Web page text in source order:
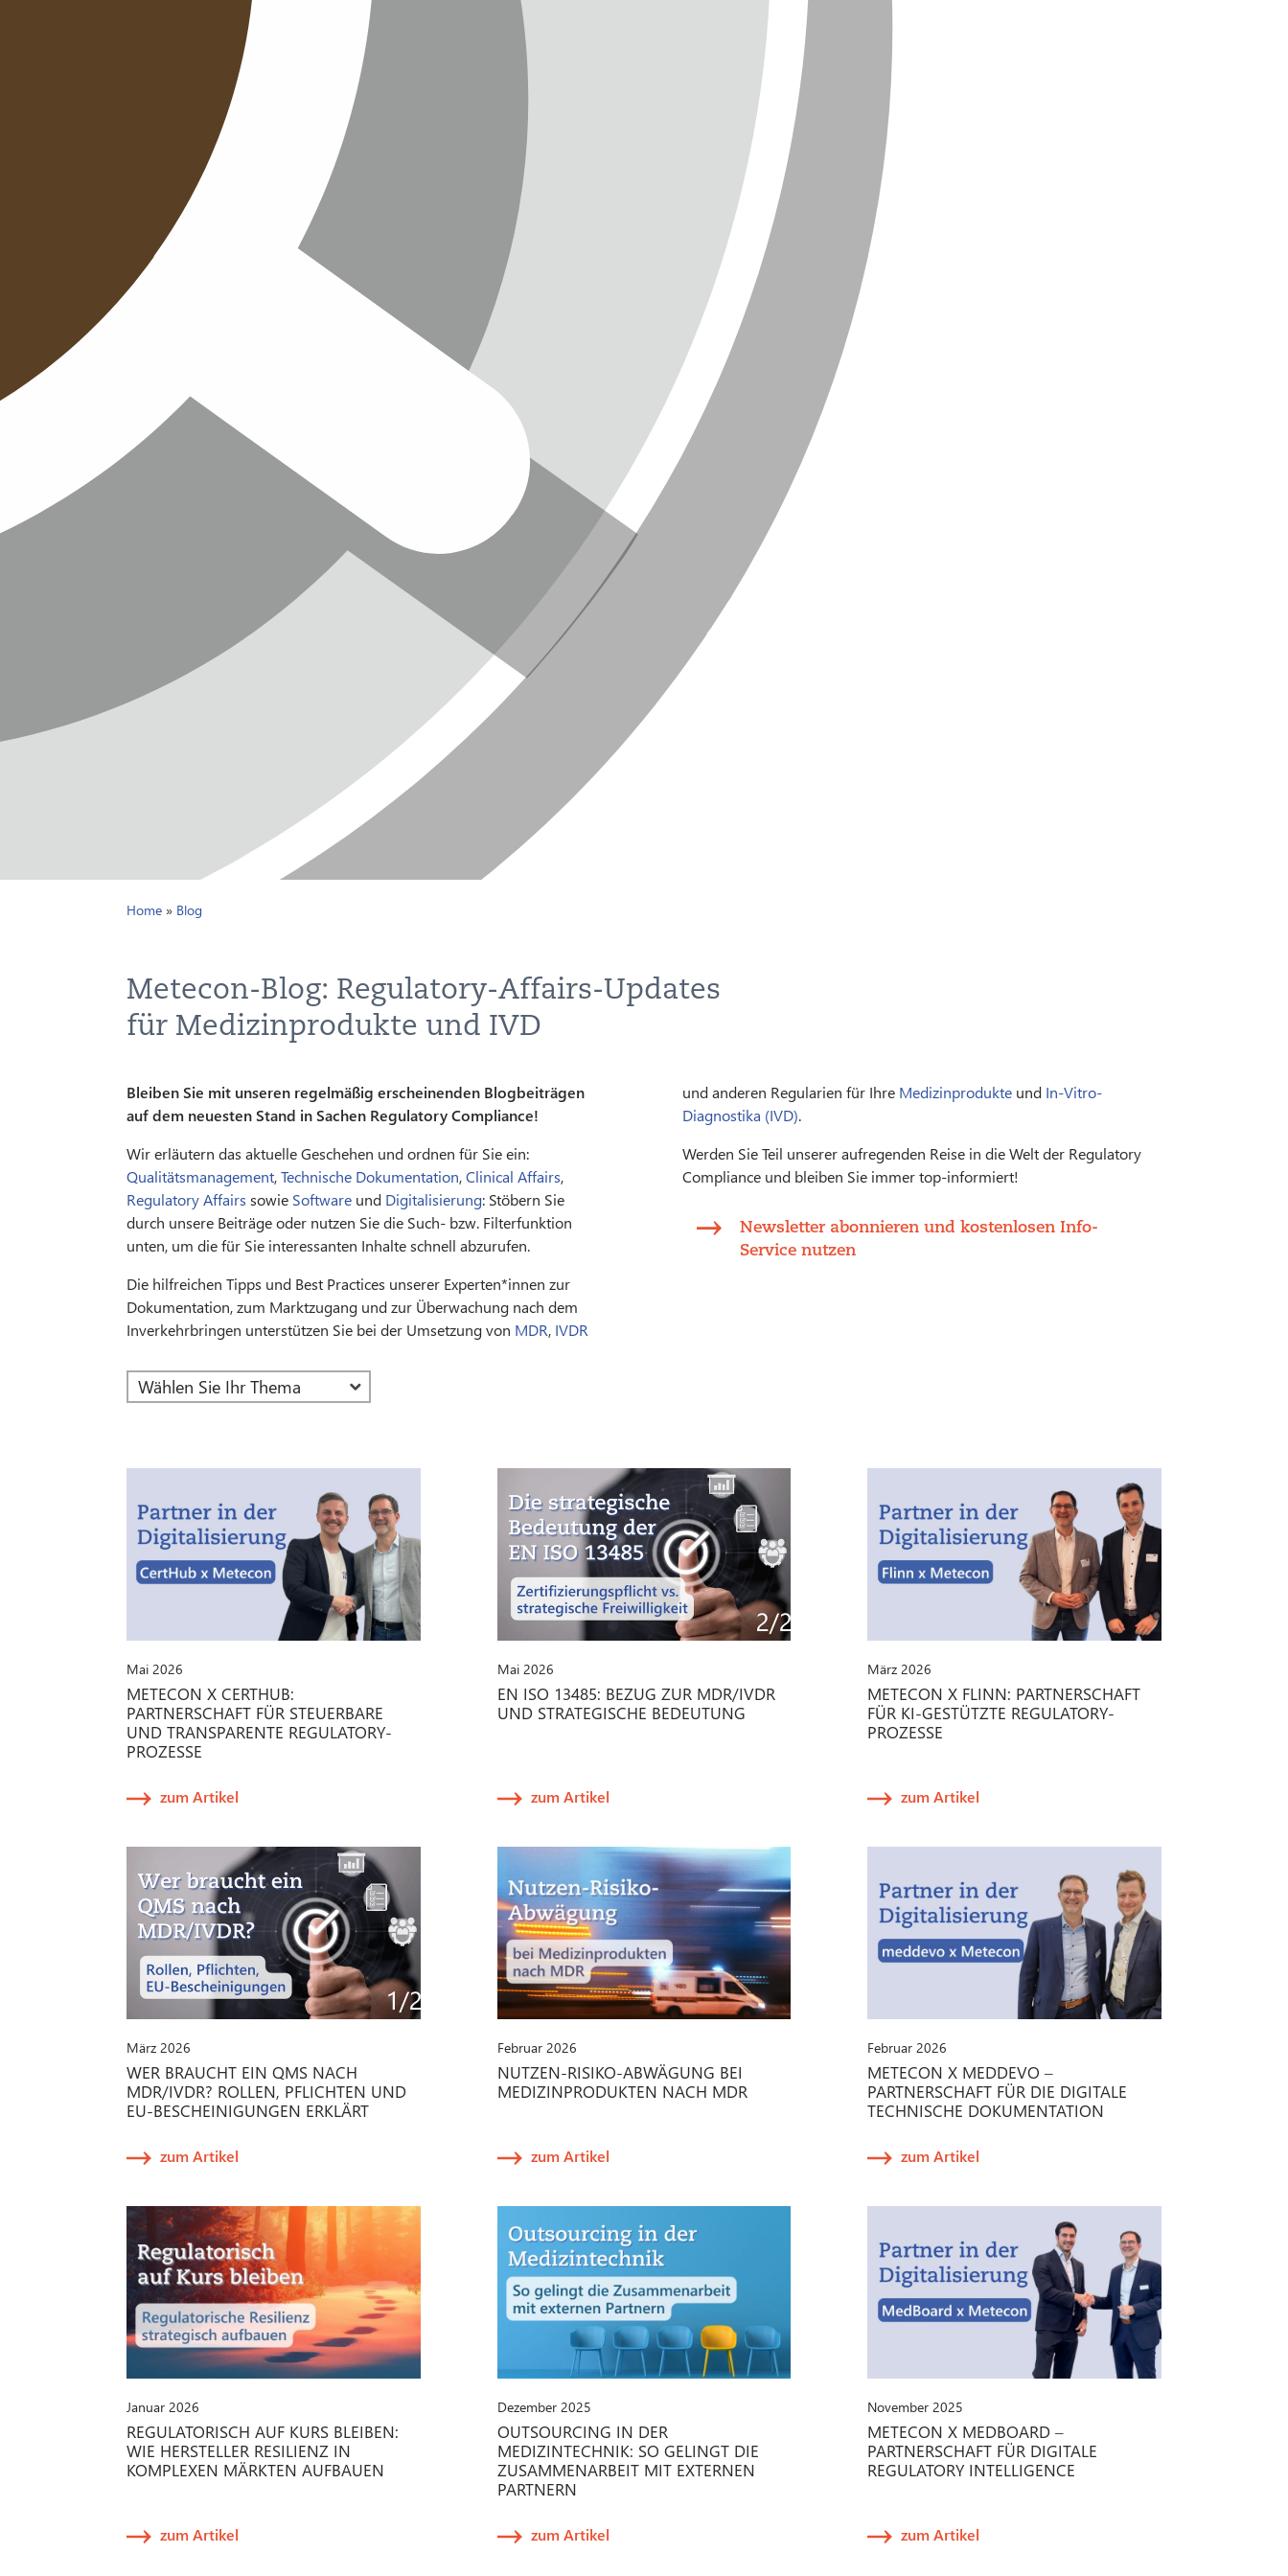
Home » Blog
Metecon-Blog: Regulatory-Affairs-Updates
für Medizinprodukte und IVD
Bleiben Sie mit unseren regelmäßig erscheinenden Blogbeiträgen
auf dem neuesten Stand in Sachen Regulatory Compliance!
Wir erläutern das aktuelle Geschehen und ordnen für Sie ein:
Qualitätsmanagement,Technische Dokumentation,Clinical Affairs,
Regulatory Affairs sowie Software und Digitalisierung: Stöbern Sie
durch unsere Beiträge oder nutzen Sie die Such- bzw. Filterfunktion
unten, um die für Sie interessanten Inhalte schnell abzurufen.
Die hilfreichen Tipps und Best Practices unserer Experten*innen zur
Dokumentation, zum Marktzugang und zur Überwachung nach dem
Inverkehrbringen unterstützen Sie bei der Umsetzung von MDR, IVDR
und anderen Regularien für Ihre Medizinprodukte und In-Vitro-
Diagnostika (IVD).
Werden Sie Teil unserer aufregenden Reise in die Welt der Regulatory
Compliance und bleiben Sie immer top-informiert!
Newsletter abonnieren und kostenlosen Info-
Service nutzen
Mai 2026
METECON X CERTHUB:
PARTNERSCHAFT FÜR STEUERBARE
UND TRANSPARENTE REGULATORY-
PROZESSE
zum Artikel
Mai 2026
EN ISO 13485: BEZUG ZUR MDR/IVDR
UND STRATEGISCHE BEDEUTUNG
zum Artikel
März 2026
METECON X FLINN: PARTNERSCHAFT
FÜR KI-GESTÜTZTE REGULATORY-
PROZESSE
zum Artikel
März 2026
WER BRAUCHT EIN QMS NACH
MDR/IVDR? ROLLEN, PFLICHTEN UND
EU-BESCHEINIGUNGEN ERKLÄRT
zum Artikel
Februar 2026
NUTZEN-RISIKO-ABWÄGUNG BEI
MEDIZINPRODUKTEN NACH MDR
zum Artikel
Februar 2026
METECON X MEDDEVO –
PARTNERSCHAFT FÜR DIE DIGITALE
TECHNISCHE DOKUMENTATION
zum Artikel
Januar 2026
REGULATORISCH AUF KURS BLEIBEN:
WIE HERSTELLER RESILIENZ IN
KOMPLEXEN MÄRKTEN AUFBAUEN
zum Artikel
Dezember 2025
OUTSOURCING IN DER
MEDIZINTECHNIK: SO GELINGT DIE
ZUSAMMENARBEIT MIT EXTERNEN
PARTNERN
zum Artikel
November 2025
METECON X MEDBOARD –
PARTNERSCHAFT FÜR DIGITALE
REGULATORY INTELLIGENCE
zum Artikel